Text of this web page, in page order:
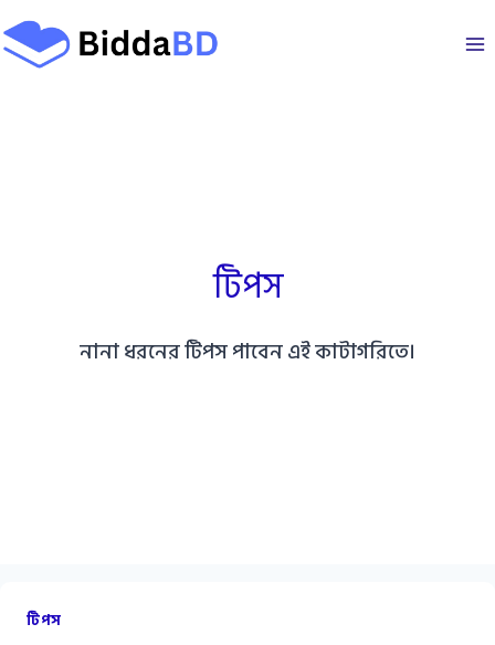
Skip
to
টিপস
নানা ধরনের টিপস পাবেন এই কাটাগরিতে।
টিপস